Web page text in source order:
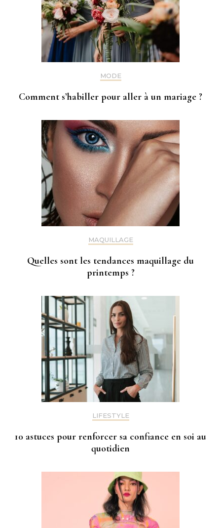
MODE
Comment s’habiller pour aller à un mariage ?
MAQUILLAGE
Quelles sont les tendances maquillage du
printemps ?
LIFESTYLE
10 astuces pour renforcer sa confiance en soi au
quotidien